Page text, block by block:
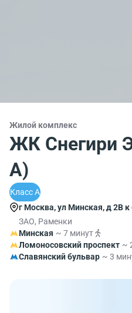
Жилой комплекс
ЖК Снегири
А)
Класс A
г Москва, ул Минская, д 2В к
ЗАО, Раменки
Минская ~ 7 минут
Ломоносовский проспект ~
Славянский бульвар ~ 3